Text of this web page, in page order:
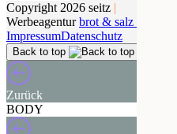
Copyright 2026 seitz |
Werbeagenturbrot & salz Berlin
ImpressumDatenschutz
Back to top
Zurück
BODY